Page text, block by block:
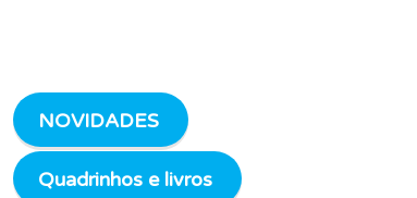
NOVIDADES
Quadrinhos e livros